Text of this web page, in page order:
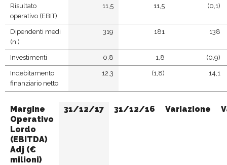
Risultato
operativo (EBIT)
11,5 11,5 (0,1)
Dipendenti medi
(n.)
319 181 138
Investimenti 0,8 1,8 (0,9)
Indebitamento
finanziario netto
12,3 (1,8) 14,1
Margine
Operativo
Lordo
(EBITDA)
Adj (€
milioni)
31/12/17 31/12/16 Variazione